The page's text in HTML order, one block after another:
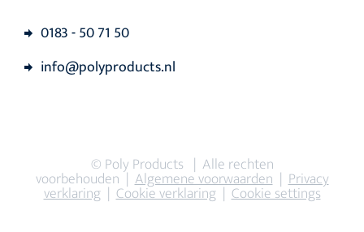
0183 - 50 71 50
info@polyproducts.nl
© Poly Products | Alle rechten
voorbehouden |Algemene voorwaarden|Privacy
verklaring|Cookie verklaring|Cookie settings